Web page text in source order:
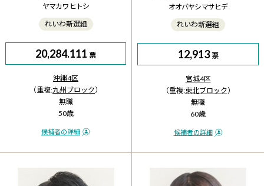
ヤマカワ ヒトシ
れいわ新選組
20,284.111 票
沖縄4区
（重複:九州ブロック）
無職
50歳
候補者の詳細
オオバヤシ マサヒデ
れいわ新選組
12,913 票
宮城4区
（重複:東北ブロック）
無職
60歳
候補者の詳細